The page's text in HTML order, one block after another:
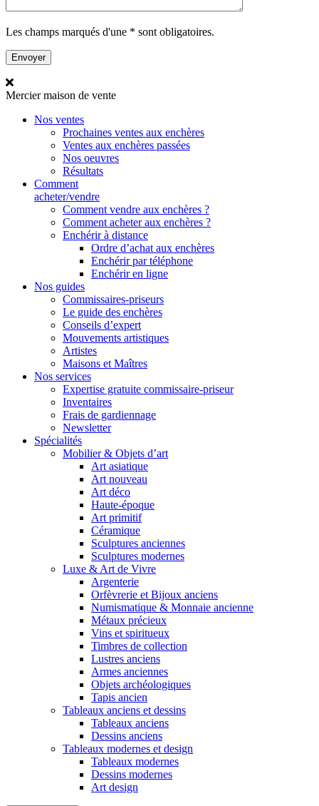
Les champs marqués d'une * sont obligatoires.
Merciermaison de vente
Nos ventes
Prochaines ventes aux enchères
Ventes aux enchères passées
Nos oeuvres
Résultats
Comment
acheter/vendre
Comment vendre aux enchères ?
Comment acheter aux enchères ?
Enchérir à distance
Ordre d’achat aux enchères
Enchérir par téléphone
Enchérir en ligne
Nos guides
Commissaires-priseurs
Le guide des enchères
Conseils d’expert
Mouvements artistiques
Artistes
Maisons et Maîtres
Nos services
Expertise gratuite commissaire-priseur
Inventaires
Frais de gardiennage
Newsletter
Spécialités
Mobilier & Objets d’art
Art asiatique
Art nouveau
Art déco
Haute-époque
Art primitif
Céramique
Sculptures anciennes
Sculptures modernes
Luxe & Art de Vivre
Argenterie
Orfèvrerie et Bijoux anciens
Numismatique & Monnaie ancienne
Métaux précieux
Vins et spiritueux
Timbres de collection
Lustres anciens
Armes anciennes
Objets archéologiques
Tapis ancien
Tableaux anciens et dessins
Tableaux anciens
Dessins anciens
Tableaux modernes et design
Tableaux modernes
Dessins modernes
Art design